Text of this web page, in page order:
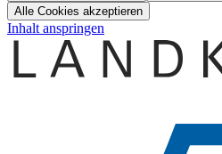
Alle Cookies akzeptieren
Inhalt anspringen